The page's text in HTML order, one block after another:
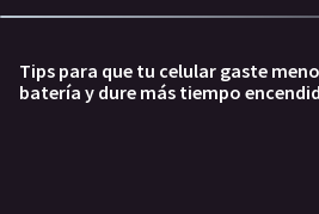
Tips para que tu celular gaste
batería y dure más tiempo